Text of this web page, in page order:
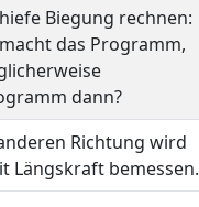
Biegung rechnen:
das Programm,
dann?
Richtung wird
Längskraft bemessen.